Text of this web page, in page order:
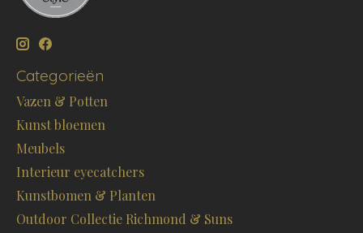
Categorieën
Vazen & Potten
Kunst bloemen
Meubels
Interieur eyecatchers
Kunstbomen & Planten
Outdoor Collectie Richmond & Suns